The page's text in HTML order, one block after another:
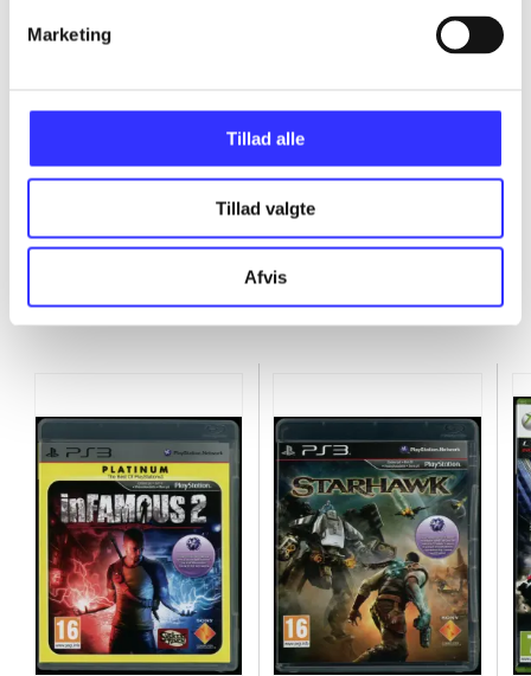
Marketing
Tillad alle
Tillad valgte
Afvis
Minder om